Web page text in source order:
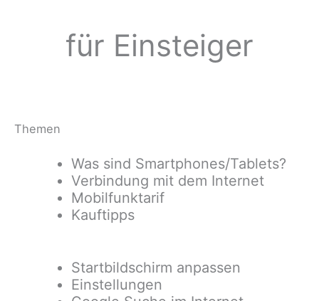
für Einsteiger
Themen
Was sind Smartphones/Tablets?
Verbindung mit dem Internet
Mobilfunktarif
Kauftipps
Startbildschirm anpassen
Einstellungen